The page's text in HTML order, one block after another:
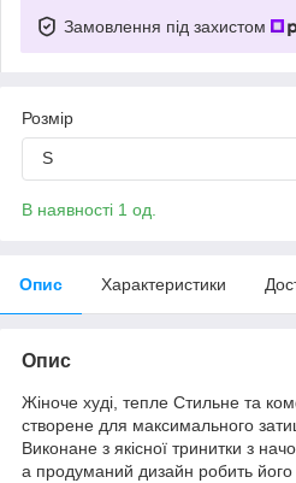
Замовлення під захистом
Розмір
S
В наявності 1 од.
Опис Характеристики
Опис
Жіноче худі, тепле Стильне та
створене для максимального
Виконане з якісної тринитки з
а продуманий дизайн робить